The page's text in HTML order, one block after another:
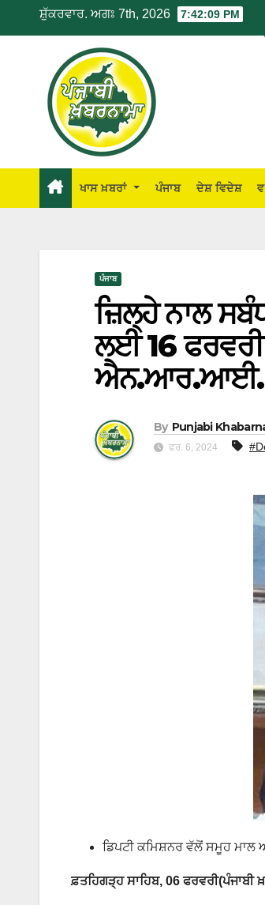
ਸ਼ੁੱਕਰਵਾਰ. ਅਗਃ 7th, 2026 7:42:10 PM
ਖਾਸ ਖ਼ਬਰਾਂ ਪੰਜਾਬ ਦੇਸ਼ ਵਿਦੇਸ਼
ਪੰਜਾਬ
ਜ਼ਿਲ੍ਹੇ ਨਾਲ
ਲਈ 16
ਐਨ.ਆਰ.ਆਈ.
By Punjabi
ਫਰ. 6, 2024
ਡਿਪਟੀ ਕਮਿਸ਼ਨਰ ਵੱਲੋਂ ਸਮੂਹ
ਫ਼ਤਹਿਗੜ੍ਹ ਸਾਹਿਬ, 06 ਫਰਵਰੀ(ਪੰਜਾਬੀ